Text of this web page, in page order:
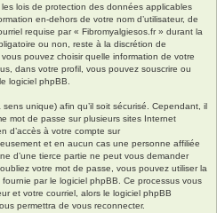
lois de protection des données applicables
en-dehors de votre nom d’utilisateur, de
requise par « Fibromyalgiesos.fr » durant la
ou non, reste à la discrétion de
pouvez choisir quelle information de votre
dans votre profil, vous pouvez souscrire ou
logiciel phpBB.
unique) afin qu’il soit sécurisé. Cependant, il
mot de passe sur plusieurs sites Internet
d’accès à votre compte sur
et en aucun cas une personne affiliée
d’une tierce partie ne peut vous demander
votre mot de passe, vous pouvez utiliser la
par le logiciel phpBB. Ce processus vous
et votre courriel, alors le logiciel phpBB
permettra de vous reconnecter.